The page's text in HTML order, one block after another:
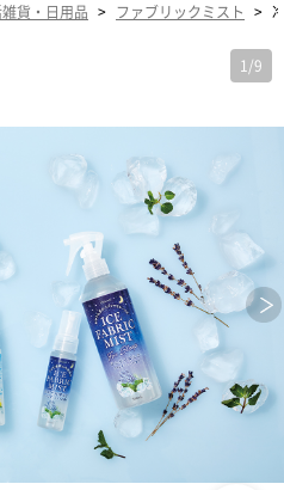
貨・日用品 > ファブリックミスト >
1 /9